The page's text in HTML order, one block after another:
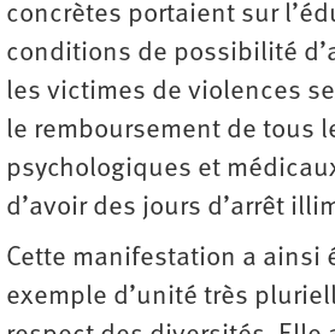
concrètes portaient sur
conditions de possibilité
les victimes de violences
le remboursement de tous
psychologiques et
d’avoir des jours d’arrêt
Cette manifestation a ainsi
exemple d’unité très